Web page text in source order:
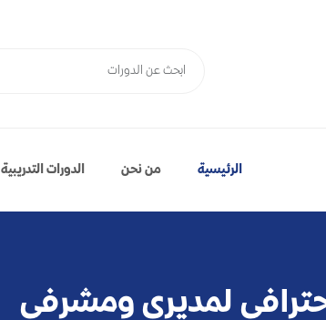
الرئيسية من نحن الدورات التدريبية
لمديري ومشرفي